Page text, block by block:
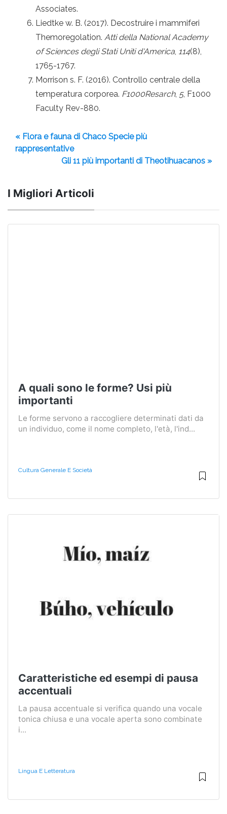
Associates.
Liedtke w. B. (2017). Decostruire i mammiferi
Themoregolation. Atti della National Academy
of Sciences degli Stati Uniti d'America 114(8),
1765-1767.
Morrison s. F. (2016). Controllo centrale della
temperatura corporea. F1000Resarch, 5, F1000
Faculty Rev-880.
« Flora e fauna di Chaco Specie più
rappresentative
Gli 11 più importanti di Theotihuacanos »
I Migliori Articoli
A quali sono le forme? Usi più
importanti
Le forme servono a raccogliere determinati dati da
un individuo, come il nome completo, l'età, l'ind...
Cultura Generale E Società
Caratteristiche ed esempi di pausa
accentuali
La pausa accentuale si verifica quando una vocale
tonica chiusa e una vocale aperta sono combinate
i...
Lingua E Letteratura